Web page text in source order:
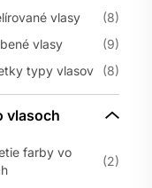
vlasy
8
vlasy
9
typy vlasov
8
vlasoch
farby vo
2